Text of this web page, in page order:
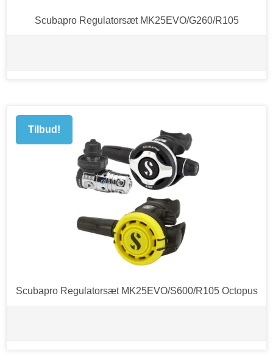
Scubapro Regulatorsæt MK25EVO/G260/R105
Tilbud!
Scubapro Regulatorsæt MK25EVO/S600/R105 Octopus